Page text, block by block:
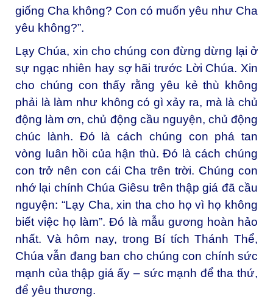
giống Cha không? Con có muốn yêu như Cha
yêu không?”.
Lạy Chúa, xin cho chúng con đừng dừng lại ở
sự ngạc nhiên hay sợ hãi trước Lời Chúa. Xin
cho chúng con thấy rằng yêu kẻ thù không
phải là làm như không có gì xảy ra, mà là chủ
động làm ơn, chủ động cầu nguyện, chủ động
chúc lành. Đó là cách chúng con phá tan
vòng luân hồi của hận thù. Đó là cách chúng
con trở nên con cái Cha trên trời. Chúng con
nhớ lại chính Chúa Giêsu trên thập giá đã cầu
nguyện: “Lạy Cha, xin tha cho họ vì họ không
biết việc họ làm”. Đó là mẫu gương hoàn hảo
nhất. Và hôm nay, trong Bí tích Thánh Thể,
Chúa vẫn đang ban cho chúng con chính sức
mạnh của thập giá ấy – sức mạnh để tha thứ,
để yêu thương.